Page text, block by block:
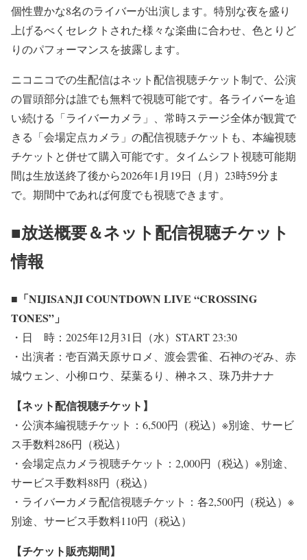
個性豊かな8名のライバーが出演します。特別な夜を盛り
上げるべくセレクトされた様々な楽曲に合わせ、色とりど
りのパフォーマンスを披露します。
ニコニコでの生配信はネット配信視聴チケット制で、公演
の冒頭部分は誰でも無料で視聴可能です。各ライバーを追
い続ける「ライバーカメラ」、常時ステージ全体が観賞で
きる「会場定点カメラ」の配信視聴チケットも、本編視聴
チケットと併せて購入可能です。タイムシフト視聴可能期
間は生放送終了後から2026年1月19日（月）23時59分ま
で。期間中であれば何度でも視聴できます。
■放送概要＆ネット配信視聴チケット
情報
■「NIJISANJI COUNTDOWN LIVE “CROSSING
TONES”」
・日 時：2025年12月31日（水）START 23:30
・出演者：壱百満天原サロメ、渡会雲雀、石神のぞみ、赤
城ウェン、小柳ロウ、栞葉るり、榊ネス、珠乃井ナナ
【ネット配信視聴チケット】
・公演本編視聴チケット：6,500円（税込）※別途、サービ
ス手数料286円（税込）
・会場定点カメラ視聴チケット：2,000円（税込）※別途、
サービス手数料88円（税込）
・ライバーカメラ配信視聴チケット：各2,500円（税込）※
別途、サービス手数料110円（税込）
【チケット販売期間】